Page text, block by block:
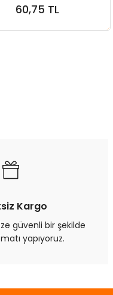
60,75 TL
Sepete Ekle
Kargo
güvenli bir şekilde
yapıyoruz.